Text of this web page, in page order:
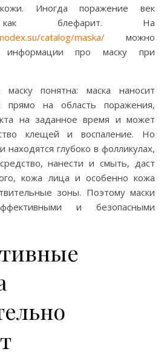
кожи. Иногда поражение век
как блефарит. На
catalog/maska/ можно
информации про маску при
маску понятна: маска наносит
прямо на область поражения,
на заданное время и может
клещей и воспаление. Но
глубоко в фолликулах,
нанести и смыть, даст
кожа лица и особенно кожа
зоны. Поэтому маски
и безопасными